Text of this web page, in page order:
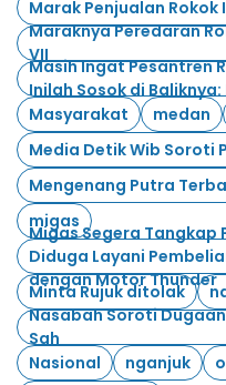
Marak Penjualan
Maraknya Peredaran
VII
Masih Ingat Pesantren
Inilah Sosok di Baliknya:
Masyarakat
medan
Media Detik Wib Soroti
Mengenang Putra
migas
Migas Segera Tangkap
Diduga Layani
dengan Motor Thunder
Minta Rujuk ditolak
Nasabah Soroti
Sah
Nasional
nganjuk